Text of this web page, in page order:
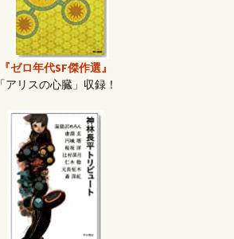
『ゼロ年代SF傑作選』
「アリスの心臓」収録！